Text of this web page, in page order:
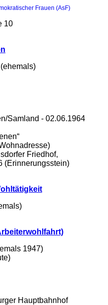
Frauen (AsF)
10
Samland - 02.06.1964
Friedhof,
(Erinnerungsstein)
1947)
Hauptbahnhof